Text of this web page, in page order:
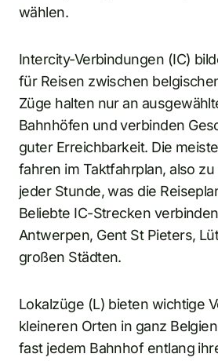
wählen.
Intercity-Verbindungen (IC)
für Reisen zwischen
Züge halten nur an
Bahnhöfen und verbinden
guter Erreichbarkeit. Die
fahren im Taktfahrplan, also
jeder Stunde, was die
Beliebte IC-Strecken
Antwerpen, Gent St Pieters,
großen Städten.
Lokalzüge (L) bieten wichtige
kleineren Orten in ganz
fast jedem Bahnhof entlang